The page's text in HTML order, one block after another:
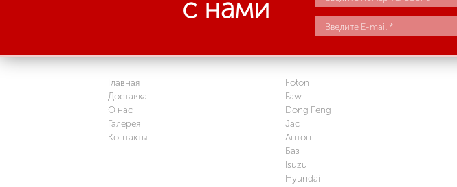
с нами
Главная
Доставка
О нас
Галерея
Контакты
Foton
Faw
Dong Feng
Jac
Антон
Баз
Isuzu
Hyundai